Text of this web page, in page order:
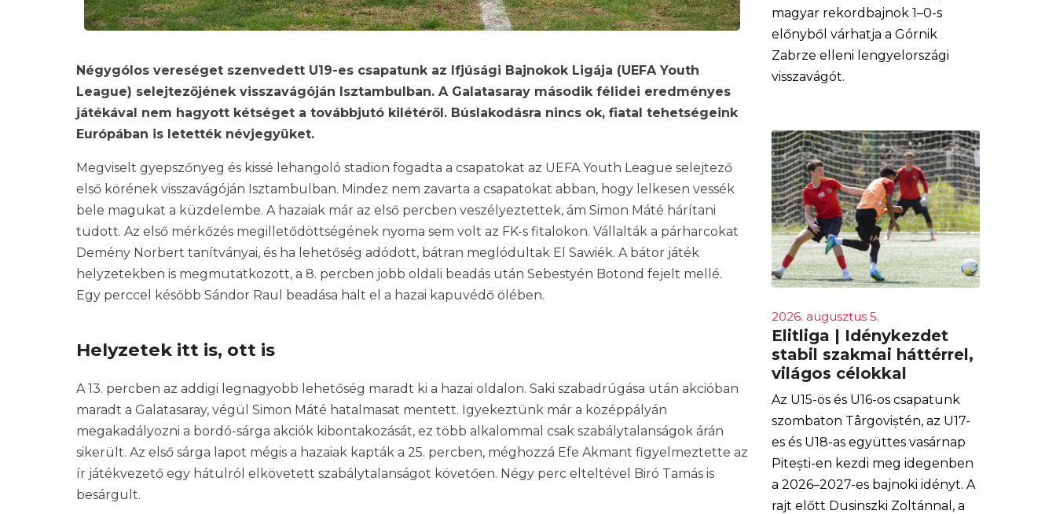
Négygólos vereséget szenvedett U19-es csapatunk az Ifjúsági Bajnokok Ligája (UEFA Youth
League) selejtezőjének visszavágóján Isztambulban. A Galatasaray második félidei eredményes
játékával nem hagyott kétséget a továbbjutó kilétéről. Búslakodásra nincs ok, fiatal tehetségeink
Európában is letették névjegyüket.
Megviselt gyepszőnyeg és kissé lehangoló stadion fogadta a csapatokat az UEFA Youth League selejtező
első körének visszavágóján Isztambulban. Mindez nem zavarta a csapatokat abban, hogy lelkesen vessék
bele magukat a küzdelembe. A hazaiak már az első percben veszélyeztettek, ám Simon Máté hárítani
tudott. Az első mérkőzés megilletődöttségének nyoma sem volt az FK-s fitalokon. Vállalták a párharcokat
Demény Norbert tanítványai, és ha lehetőség adódott, bátran meglódultak El Sawiék. A bátor játék
helyzetekben is megmutatkozott, a 8. percben jobb oldali beadás után Sebestyén Botond fejelt mellé.
Egy perccel később Sándor Raul beadása halt el a hazai kapuvédő ölében.
Helyzetek itt is, ott is
A 13. percben az addigi legnagyobb lehetőség maradt ki a hazai oldalon. Saki szabadrúgása után akcióban
maradt a Galatasaray, végül Simon Máté hatalmasat mentett. Igyekeztünk már a középpályán
megakadályozni a bordó-sárga akciók kibontakozását, ez több alkalommal csak szabálytalanságok árán
sikerült. Az első sárga lapot mégis a hazaiak kapták a 25. percben, méghozzá Efe Akmant figyelmeztette az
ír játékvezető egy hátulról elkövetett szabálytalanságot követően. Négy perc elteltével Biró Tamás is
besárgult.
magyar rekordbajnok 1–0-s
előnyből várhatja a Górnik
Zabrze elleni lengyelországi
visszavágót.
2026. augusztus 5.
Elitliga | Idénykezdet
stabil szakmai háttérrel,
világos célokkal
Az U15-ös és U16-os csapatunk
szombaton Târgoviștén, az U17-
es és U18-as együttes vasárnap
Pitești-en kezdi meg idegenben
a 2026–2027-es bajnoki idényt. A
rajt előtt Dusinszki Zoltánnal, a